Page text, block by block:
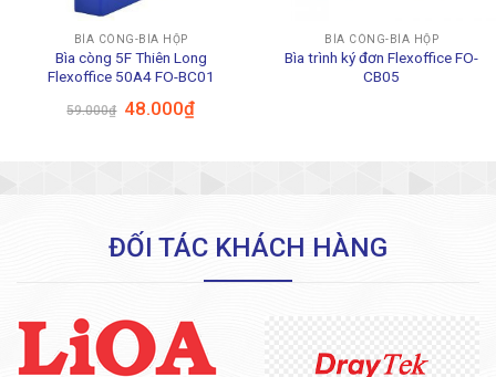
BÌA CÒNG-BÌA HỘP
Bìa còng 5F Thiên Long
Flexoffice 50A4 FO-BC01
59.000₫ Giá
gốc
48.000₫Giá
BÌA CÒNG-BÌA HỘP
Bìa trình ký đơn Flexoffice FO-
CB05
ĐỐI TÁC KHÁCH HÀNG